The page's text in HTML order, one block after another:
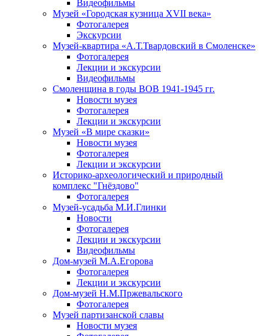
Видеофильмы
Музей «Городская кузница XVII века»
Фотогалерея
Экскурсии
Музей-квартира «А.Т.Твардовский в Смоленске»
Фотогалерея
Лекции и экскурсии
Видеофильмы
Смоленщина в годы ВОВ 1941-1945 гг.
Новости музея
Фотогалерея
Лекции и экскурсии
Музей «В мире сказки»
Новости музея
Фотогалерея
Лекции и экскурсии
Историко-археологический и природный
комплекс "Гнёздово"
Фотогалерея
Музей-усадьба М.И.Глинки
Новости
Фотогалерея
Лекции и экскурсии
Видеофильмы
Дом-музей М.А.Егорова
Фотогалерея
Лекции и экскурсии
Дом-музей Н.М.Пржевальского
Фотогалерея
Музей партизанской славы
Новости музея